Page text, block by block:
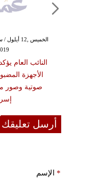
النائب العام
الأجهزة
صوتية وصور
أرسل تعليقك
الإسم *